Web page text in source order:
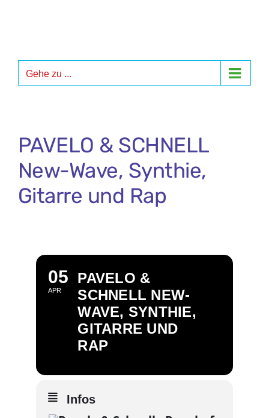
Gehe zu ...
PAVELO & SCHNELL
New-Wave, Synthie,
Gitarre und Rap
05
APR
PAVELO &
SCHNELL NEW-
WAVE, SYNTHIE,
GITARRE UND
RAP
Infos